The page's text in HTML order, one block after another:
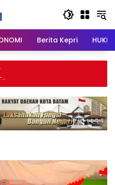
Berita Kepri